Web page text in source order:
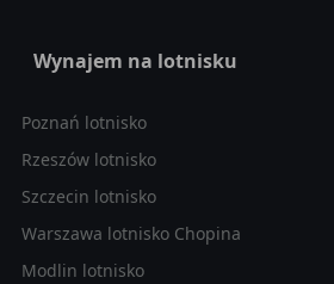
Wynajem na lotnisku
Poznań lotnisko
Rzeszów lotnisko
Szczecin lotnisko
Warszawa lotnisko Chopina
Modlin lotnisko